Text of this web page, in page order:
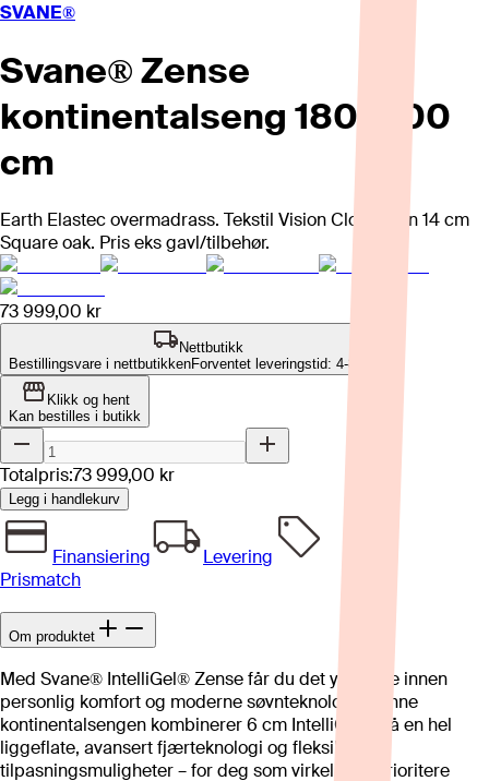
SVANE®
Svane® Zense
kontinentalseng 180x200
cm
Earth Elastec overmadrass. Tekstil Vision Cloud, ben 14 cm
Square oak. Pris eks gavl/tilbehør.
73 999,00 kr
Nettbutikk
Bestillingsvare i nettbutikkenForventet leveringstid: 4-8 uker
Klikk og hent
Kan bestilles i butikk
Totalpris:73 999,00 kr
Legg i handlekurv
Finansiering
Levering
Prismatch
Om produktet
Med Svane® IntelliGel® Zense får du det ypperste innen
personlig komfort og moderne søvnteknologi. Denne
kontinentalsengen kombinerer 6 cm IntelliGel® på en hel
liggeflate, avansert fjærteknologi og fleksible
tilpasningsmuligheter – for deg som virkelig vil prioritere